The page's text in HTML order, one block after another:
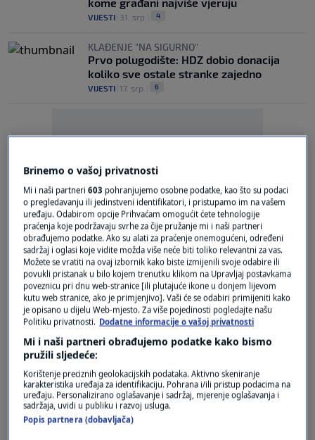
VIJESTI 31. srp. 4
KLAĐENJE "NA SIGURNO"
Prvo polugodište: HDZ dobio donacija
koliko sve ostale stranke zajedno
VIJESTI 17. srp. 6
Oglas
'MOGLI BISMO ZAŽALITI'
Orešković jedina glasala protiv DP-ove
Rezolucije: "Pod krinkom zaštite Hrvata
šalju se opasne poruke"
VIJESTI 15. srp. 14
'POLITIČKA PORUKA'
Orešković o Plenkoviću u Parizu:
Hrvatsku je doveo do toga da gleda u leđa
Vučiću
Brinemo o vašoj privatnosti
Mi i naši partneri603 pohranjujemo osobne podatke, kao što su podaci
o pregledavanju ili jedinstveni identifikatori, i pristupamo im na vašem
uređaju. Odabirom opcije Prihvaćam omogućit ćete tehnologije
praćenja koje podržavaju svrhe za čije pružanje mi i naši partneri
obrađujemo podatke. Ako su alati za praćenje onemogućeni, određeni
sadržaj i oglasi koje vidite možda više neće biti toliko relevantni za vas.
Možete se vratiti na ovaj izbornik kako biste izmijenili svoje odabire ili
povukli pristanak u bilo kojem trenutku klikom na Upravljaj postavkama
poveznicu pri dnu web-stranice [ili plutajuće ikone u donjem lijevom
kutu web stranice, ako je primjenjivo]. Vaši će se odabiri primijeniti kako
je opisano u dijelu Web-mjesto. Za više pojedinosti pogledajte našu
Politiku privatnosti. Dodatne informacije o vašoj privatnosti
Mi i naši partneri obrađujemo podatke kako bismo
pružili sljedeće:
Korištenje preciznih geolokacijskih podataka. Aktivno skeniranje
karakteristika uređaja za identifikaciju. Pohrana i/ili pristup podacima na
uređaju. Personalizirano oglašavanje i sadržaj, mjerenje oglašavanja i
sadržaja, uvidi u publiku i razvoj usluga.
Popis partnera (dobavljača)